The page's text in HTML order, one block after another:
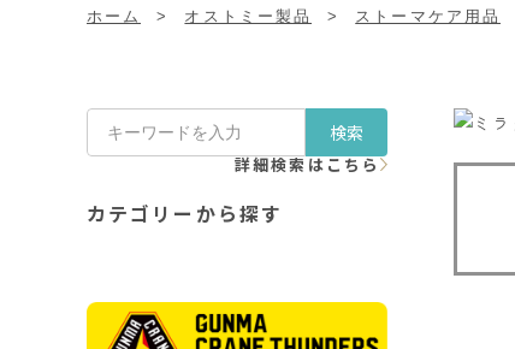
ホーム > オストミー製品 > ストーマケア用品
検索
詳細検索はこちら
カテゴリーから探す